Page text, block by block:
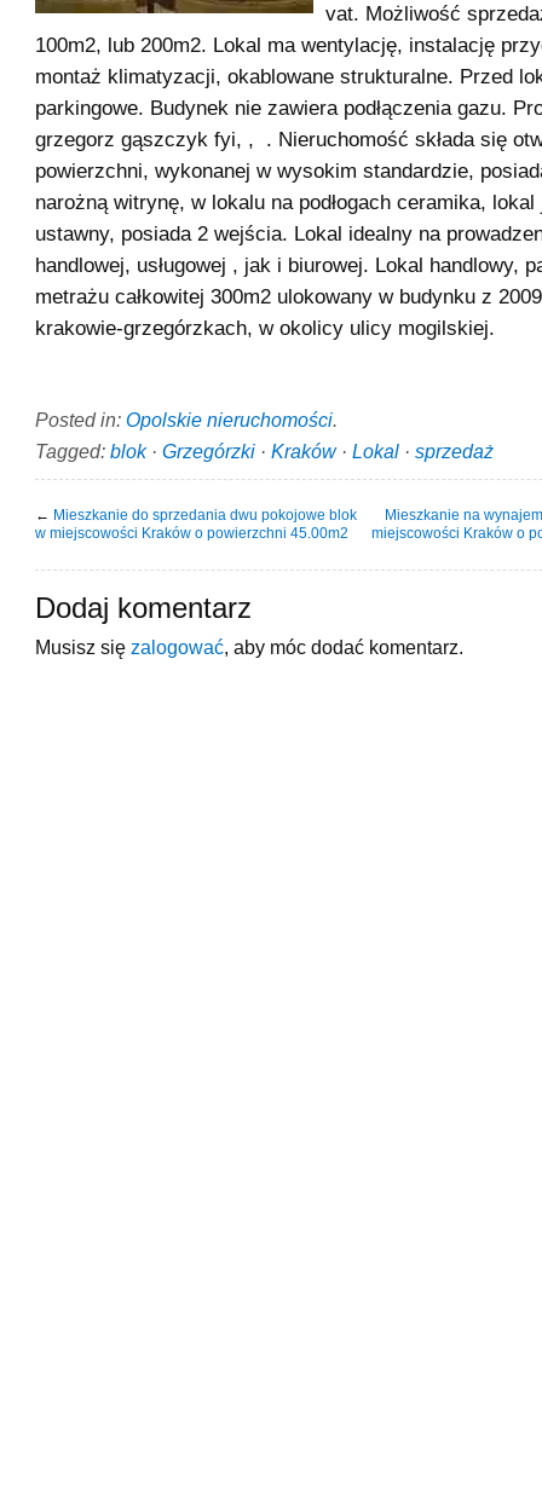
vat. Możliwość
100m2, lub 200m2. Lokal ma wentylację, instalację
montaż klimatyzacji, okablowane strukturalne. Przed
parkingowe. Budynek nie zawiera podłączenia gazu.
grzegorz gąszczyk fyi, , . Nieruchomość składa się
powierzchni, wykonanej w wysokim standardzie,
narożną witrynę, w lokalu na podłogach ceramika,
ustawny, posiada 2 wejścia. Lokal idealny na
handlowej, usługowej , jak i biurowej. Lokal handlowy,
metrażu całkowitej 300m2 ulokowany w budynku z
krakowie-grzegórzkach, w okolicy ulicy mogilskiej.
Posted in: Opolskie nieruchomości.
Tagged: blok· Grzegórzki · Kraków· Lokal · sprzedaż
← Mieszkanie do sprzedania dwu pokojowe blok
w miejscowości Kraków o powierzchni 45.00m2
Mieszkanie na
miejscowości Kraków o
Dodaj komentarz
Musisz się zalogować , aby móc dodać komentarz.